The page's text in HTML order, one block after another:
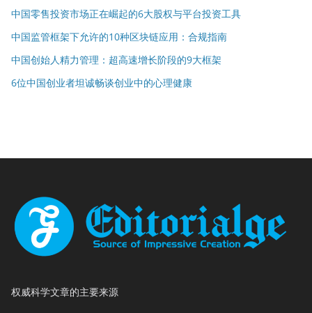
中国零售投资市场正在崛起的6大股权与平台投资工具
中国监管框架下允许的10种区块链应用：合规指南
中国创始人精力管理：超高速增长阶段的9大框架
6位中国创业者坦诚畅谈创业中的心理健康
权威科学文章的主要来源